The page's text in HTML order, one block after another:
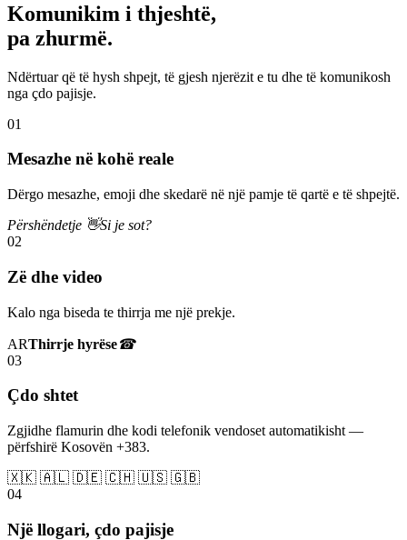
Komunikim i thjeshtë,
pa zhurmë.
Ndërtuar që të hysh shpejt, të gjesh njerëzit e tu dhe të komunikosh
nga çdo pajisje.
01
Mesazhe në kohë reale
Dërgo mesazhe, emoji dhe skedarë në një pamje të qartë e të shpejtë.
Përshëndetje 👋Si je sot?
02
Zë dhe video
Kalo nga biseda te thirrja me një prekje.
ARThirrje hyrëse☎
03
Çdo shtet
Zgjidhe flamurin dhe kodi telefonik vendoset automatikisht —
përfshirë Kosovën +383.
🇽🇰 🇦🇱 🇩🇪 🇨🇭 🇺🇸 🇬🇧
04
Një llogari, çdo pajisje